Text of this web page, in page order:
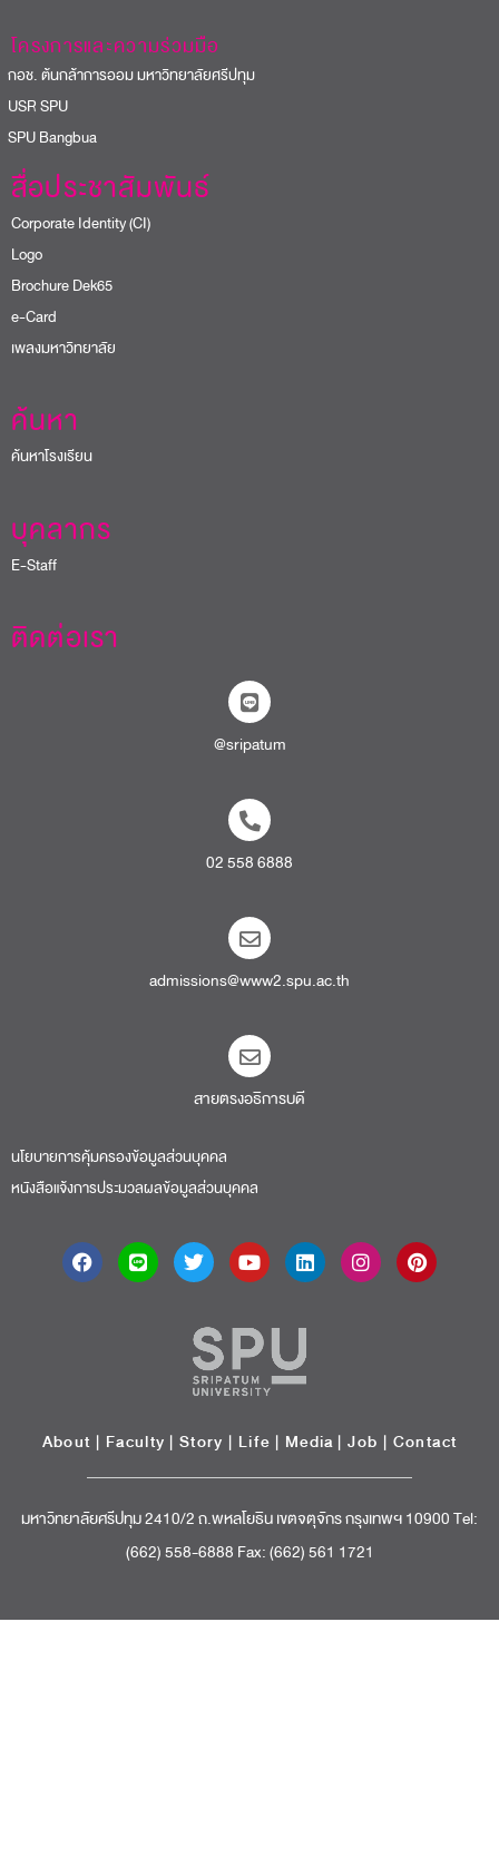
โครงการและความร่วมมือ
ช. ต้นกล้าการออม มหาวิทยาลัยศรีปทุม
SPU
Bangbua
สื่อประชาสัมพันธ์
Corporate Identity (CI)
Logo
Brochure Dek65
e-Card
เพลงมหาวิทยาลัย
ค้นหา
ค้นหาโรงเรียน
บุคลากร
E-Staff
ติดต่อเรา
@sripatum
02 558 6888
admissions@www2.spu.ac.th
สายตรงอธิการบดี​
นโยบายการคุ้มครองข้อมูลส่วนบุคคล
หนังสือแจ้งการประมวลผลข้อมูลส่วนบุคคล
About | Faculty | Story | Life | Media |Job | Contact
มหาวิทยาลัยศรีปทุม 2410/2 ถ.พหลโยธิน เขตจตุจักร กรุงเทพฯ 10900 Tel:
(662) 558-6888 Fax: (662) 561 1721